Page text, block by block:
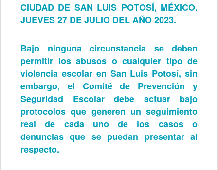
CIUDAD DE SAN LUIS POTOSÍ, MÉXICO.
JUEVES 27 DE JULIO DEL AÑO 2023.
Bajo ninguna circunstancia se deben
permitir los abusos o cualquier tipo de
violencia escolar en San Luis Potosí, sin
embargo, el Comité de Prevención y
Seguridad Escolar debe actuar bajo
protocolos que generen un seguimiento
real de cada uno de los casos o
denuncias que se puedan presentar al
respecto.